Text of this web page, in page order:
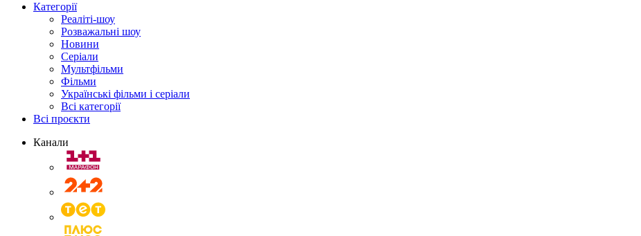
Категорії
Реаліті-шоу
Розважальні шоу
Новини
Серіали
Мультфільми
Фільми
Українські фільми і серіали
Всі категорії
Всі проєкти
Канали